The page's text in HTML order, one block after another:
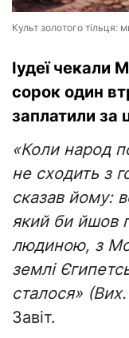
Культ золотого тільця:
Іудеї чекали
сорок один
заплатили за
«Коли народ
не сходить з
сказав йому:
який би йшов
людиною, з
землі
сталося»
Завіт.